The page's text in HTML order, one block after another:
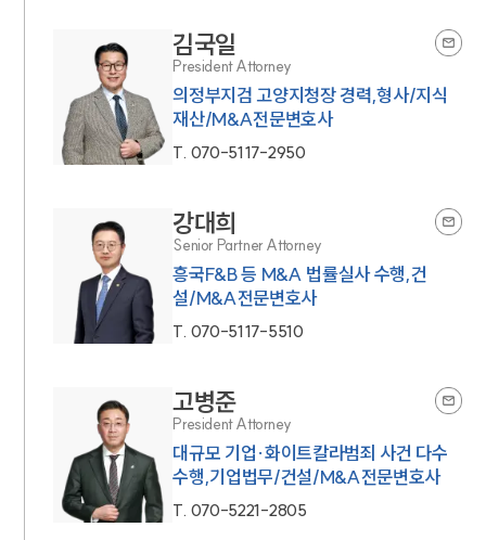
김국일
President Attorney
의정부지검 고양지청장 경력,형사/지식
재산/M&A전문변호사
T. 070-5117-2950
강대희
Senior Partner Attorney
흥국F&B 등 M&A 법률실사 수행,건
설/M&A전문변호사
T. 070-5117-5510
고병준
President Attorney
대규모 기업·화이트칼라범죄 사건 다수
수행,기업법무/건설/M&A전문변호사
T. 070-5221-2805